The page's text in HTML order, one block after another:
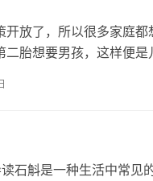
开放了，所以很多家庭
二胎想要男孩，这样便是
时间点吗，在这三个期间…
斛是一种生活中常见